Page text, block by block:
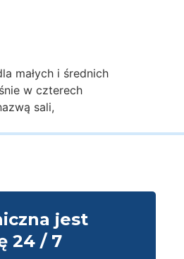
małych i średnich
w czterech
sali,
jest
24 / 7